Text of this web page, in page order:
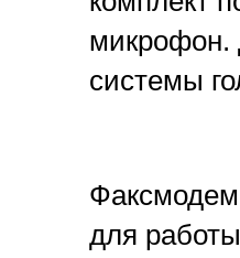
микрофон.
системы
для